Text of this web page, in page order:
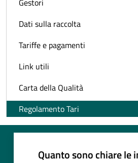
Dati sulla raccolta
Tariffe e pagamenti
Link utili
Carta della Qualità
Regolamento Tari
Quanto sono chiare le